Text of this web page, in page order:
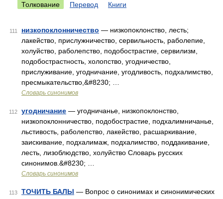
Толкование Перевод Книги
111 низкопоклонничество — низкопоклонство, лесть;
лакейство, прислужничество, сервильность, раболепие,
холуйство, раболепство, подобострастие, сервилизм,
подобострастность, холопство, угодничество,
прислуживание, угодничание, угодливость, подхалимство,
пресмыкательство,&#8230; …
Словарь синонимов
112 угодничание — угодничанье, низкопоклонство,
низкопоклонничество, подобострастие, подхалимничанье,
льстивость, раболепство, лакейство, расшаркивание,
заискивание, подхалимаж, подхалимство, поддакивание,
лесть, лизоблюдство, холуйство Словарь русских
синонимов.&#8230; …
Словарь синонимов
113 ТОЧИТЬ БАЛЫ — Вопрос о синонимах и синонимических